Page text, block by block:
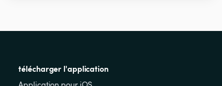
télécharger l'application